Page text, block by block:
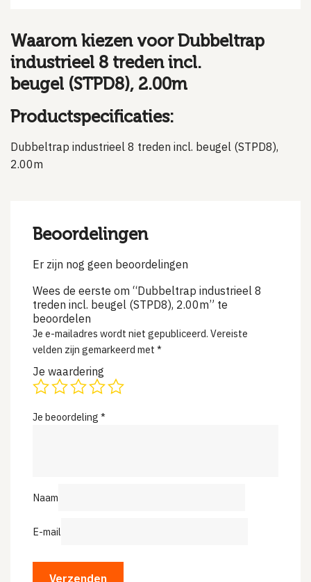
Waarom kiezen voor Dubbeltrap
industrieel 8 treden incl.
beugel (STPD8), 2.00m
Productspecificaties:
Dubbeltrap industrieel 8 treden incl. beugel (STPD8),
2.00m
Beoordelingen
Er zijn nog geen beoordelingen
Wees de eerste om “Dubbeltrap industrieel 8
treden incl. beugel (STPD8), 2.00m” te
beoordelen
Je e-mailadres wordt niet gepubliceerd. Vereiste
velden zijn gemarkeerd met *
Je waardering
Je beoordeling *
Naam
E-mail